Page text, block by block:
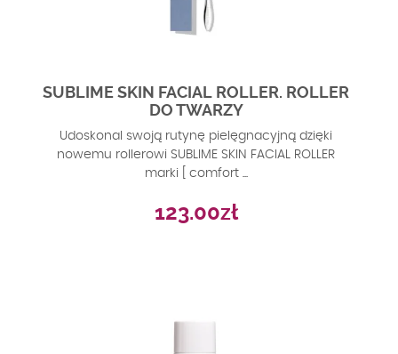
SUBLIME SKIN FACIAL ROLLER. ROLLER
DO TWARZY
Udoskonal swoją rutynę pielęgnacyjną dzięki
nowemu rollerowi SUBLIME SKIN FACIAL ROLLER
marki [ comfort ...
123.00zł